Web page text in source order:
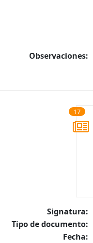
Observaciones:
17
Signatura:
Tipo de documento:
Fecha: